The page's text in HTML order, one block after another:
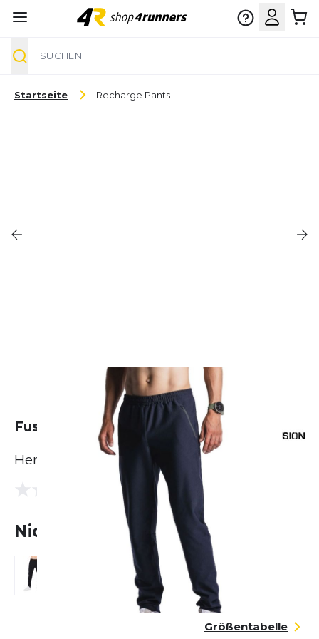
Startseite Recharge Pants
Fusion Recharge Pants
Herren
0.0 (0 Bewertungen)
Nicht lieferbar
Größentabelle